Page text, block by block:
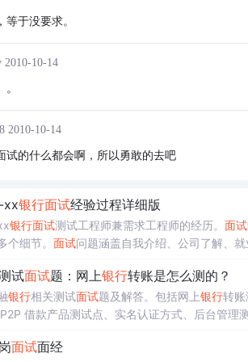
等于没要求。
2010-10-14
2010-10-14
试的什么都会啊，所以勇敢的去吧
xx银行面试经验过程详细版
银行面试测试工程师兼需求工程师的经历。 面试
个细节。 面试问题涵盖自我介绍、公司了解、
试面试题：网上银行转账是怎么测的？
银行相关测试面试题及解答。包括网上银行转账
借款产品测试点、实名认证方式、后台管理
面试面经